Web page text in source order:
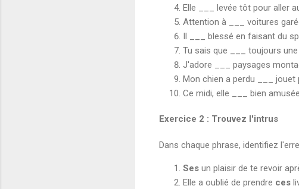
Elle ___ levée tôt pour aller
Attention à ___ voitures
Il ___ blessé en faisant du
Tu sais que ___ toujours
J'adore ___ paysages
Mon chien a perdu ___ jouet
Ce midi, elle ___ bien
Exercice 2 : Trouvez l'intrus
Dans chaque phrase, identifiez
Ses un plaisir de te revoir
Elle a oublié de prendre ces